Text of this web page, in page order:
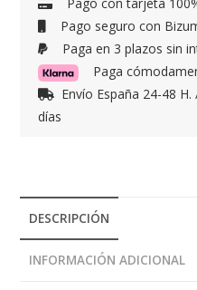
Pago seguro con
Paga en 3 plazos sin
Paga
Envío España 24-48
días
DESCRIPCIÓN
INFORMACIÓN ADICIONAL